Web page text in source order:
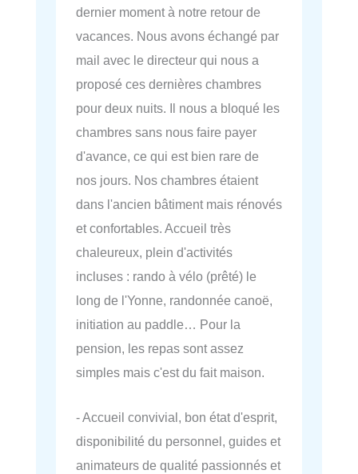
dernier moment à notre retour de
vacances. Nous avons échangé par
mail avec le directeur qui nous a
proposé ces dernières chambres
pour deux nuits. Il nous a bloqué les
chambres sans nous faire payer
d'avance, ce qui est bien rare de
nos jours. Nos chambres étaient
dans l'ancien bâtiment mais rénovés
et confortables. Accueil très
chaleureux, plein d'activités
incluses : rando à vélo (prêté) le
long de l'Yonne, randonnée canoë,
initiation au paddle… Pour la
pension, les repas sont assez
simples mais c'est du fait maison.
- Accueil convivial, bon état d'esprit,
disponibilité du personnel, guides et
animateurs de qualité passionnés et